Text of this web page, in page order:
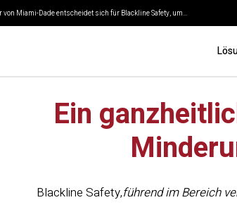
von Miami-Dade entscheidet sich für Blackline Safety, um...
Ein
Blackline Safety,führend im Bereich